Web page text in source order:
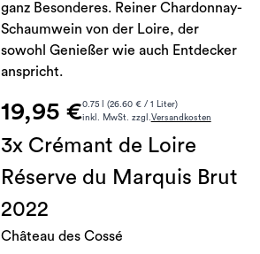
ganz Besonderes. Reiner Chardonnay-
Schaumwein von der Loire, der
sowohl Genießer wie auch Entdecker
anspricht.
19,95 €0.75 l (26.60 € / 1 Liter)
inkl. MwSt. zzgl.Versandkosten
3x Crémant de Loire
Réserve du Marquis Brut
2022
Château des Cossé